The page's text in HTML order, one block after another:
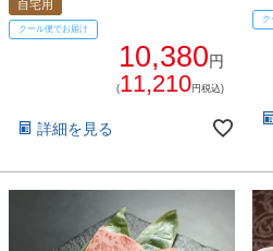
焼き方レシピ
手造りタレ
プレミアムギフト
ギフトカテゴリ
自宅用
クール便でお届け
10,380円
(11,210円税込)
詳細を見る
ク